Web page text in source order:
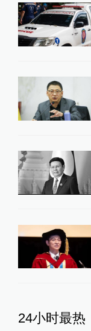
24小时最热